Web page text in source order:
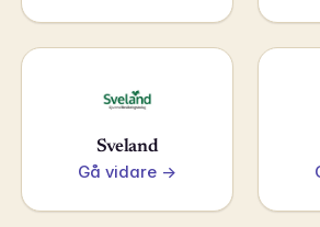
Sveland
Gå vidare →